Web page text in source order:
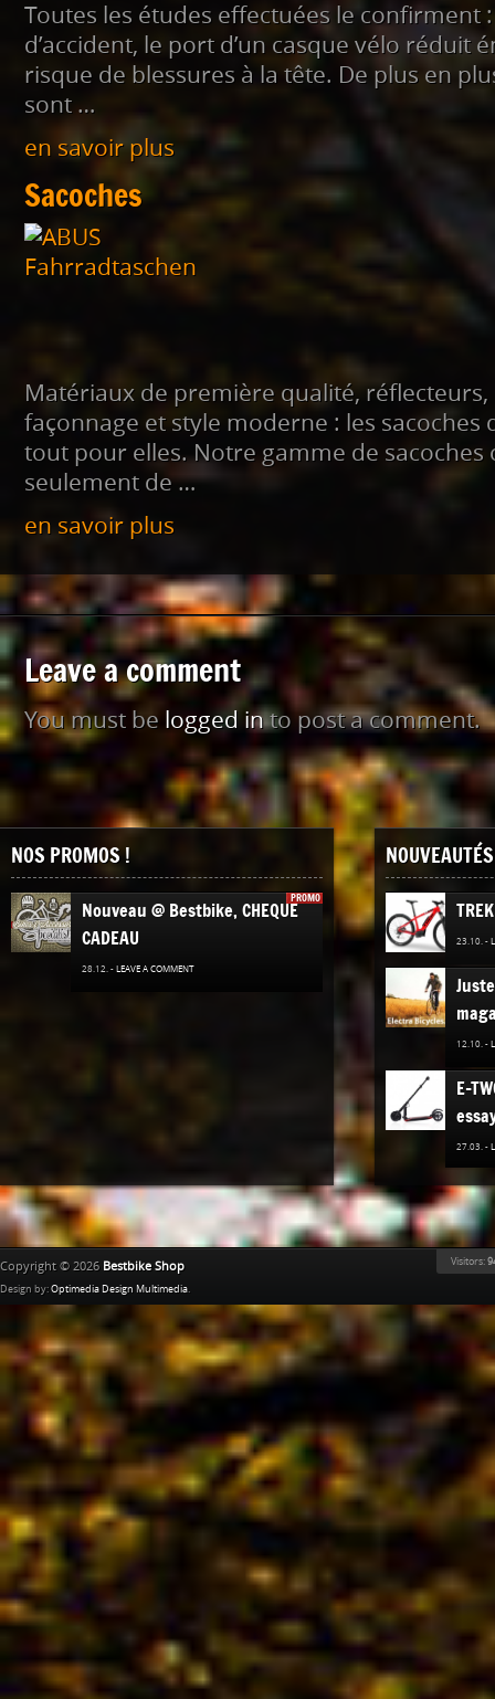
Toutes les études effectuées le confirment
d’accident, le port d’un casque vélo réduit
risque de blessures à la tête. De plus en
sont …
en savoir plus
Sacoches
Matériaux de première qualité, réflecteurs,
façonnage et style moderne : les sacoches
tout pour elles. Notre gamme de
seulement de …
en savoir plus
Leave a comment
You must be logged into post a comment.
NOS PROMOS !
PROMO
Nouveau @ Bestbike, CHEQUE
CADEAU
28.12. - LEAVE A COMMENT
23.10. -
12.10. -
E-
27.03. -
Les
02.11. -
Trek
Copyright © 2026 Bestbike Shop
Design by: Optimedia Design Multimedia.
Visitors: